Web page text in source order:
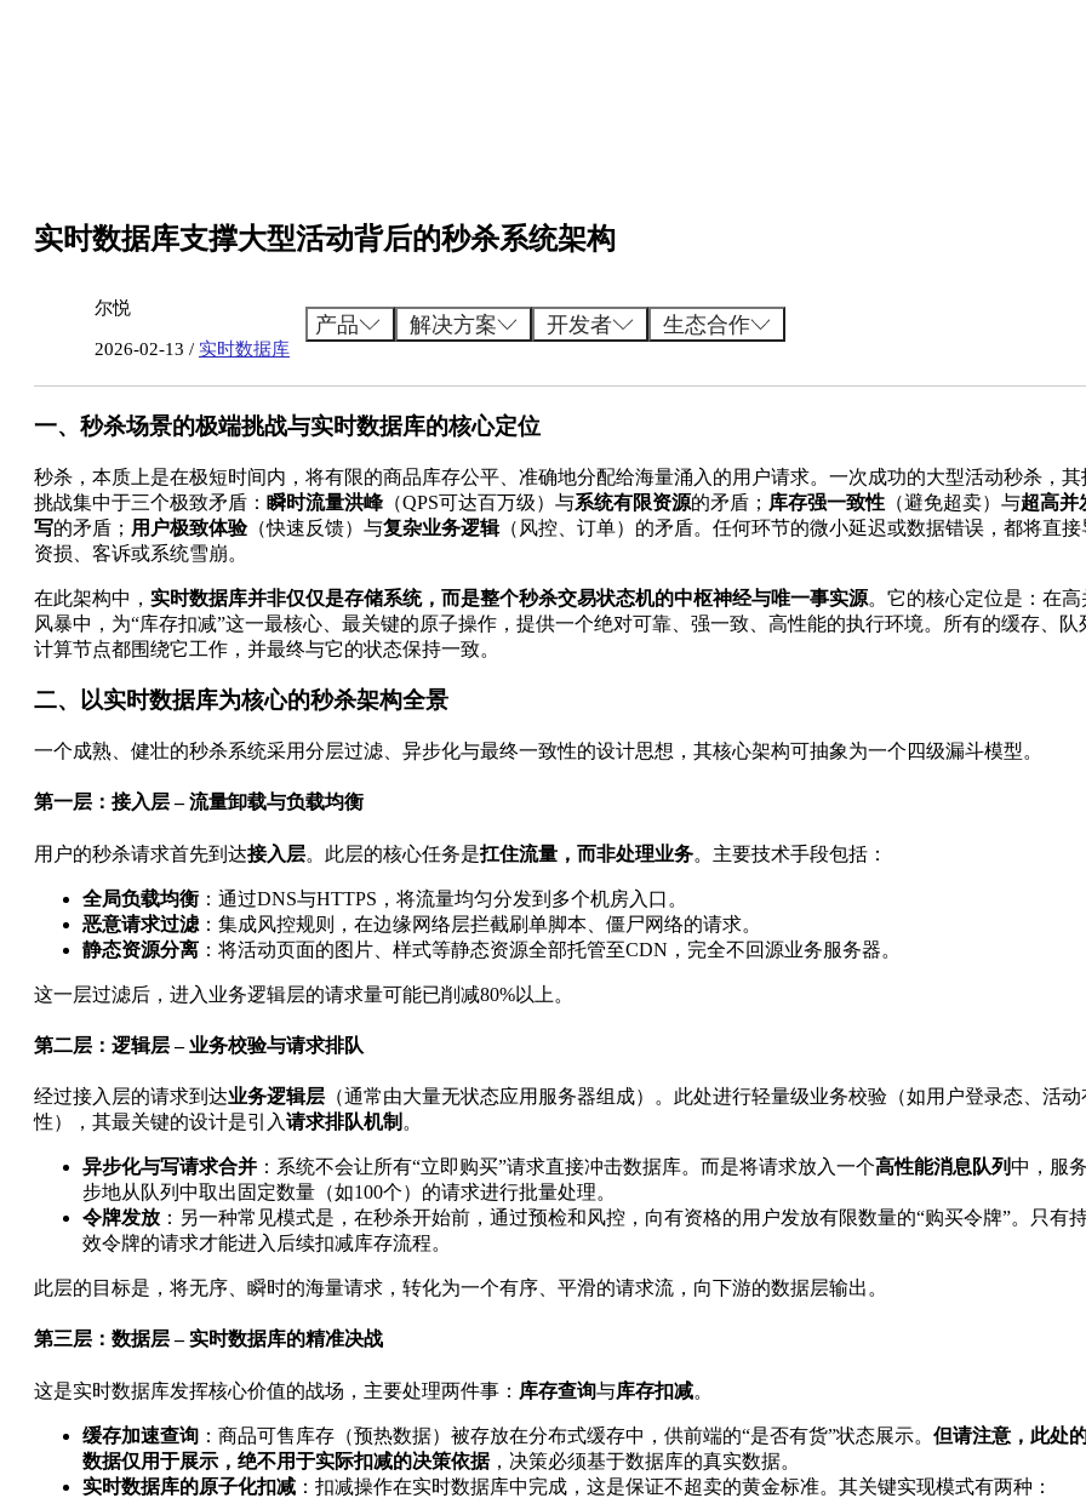
产品 解决方案 开发者 生态合作
实时数据库支撑大型活动背后的秒杀系统架构
尔悦
2026-02-13 / 实时数据库
一、秒杀场景的极端挑战与实时数据库的核心定位
秒杀，本质上是在极短时间内，将有限的商品库存公平、准确地分配给海量涌入的用户请求。一次成功的大型活动秒杀，其
挑战集中于三个极致矛盾： 瞬时流量洪峰（QPS可达百万级）与系统有限资源的矛盾； 库存强一致性 （避免超卖）与超高并
写的矛盾； 用户极致体验（快速反馈）与复杂业务逻辑（风控、订单）的矛盾。任何环节的微小延迟或数据错误，都将直接
资损、客诉或系统雪崩。
在此架构中， 实时数据库并非仅仅是存储系统，而是整个秒杀交易状态机的中枢神经与唯一事实源。它的核心定位是：在高
风暴中，为“库存扣减”这一最核心、最关键的原子操作，提供一个绝对可靠、强一致、高性能的执行环境。所有的缓存、队
计算节点都围绕它工作，并最终与它的状态保持一致。
二、以实时数据库为核心的秒杀架构全景
一个成熟、健壮的秒杀系统采用分层过滤、异步化与最终一致性的设计思想，其核心架构可抽象为一个四级漏斗模型。
第一层：接入层 – 流量卸载与负载均衡
用户的秒杀请求首先到达接入层。此层的核心任务是扛住流量，而非处理业务。主要技术手段包括：
全局负载均衡 ：通过DNS与HTTPS，将流量均匀分发到多个机房入口。
恶意请求过滤 ：集成风控规则，在边缘网络层拦截刷单脚本、僵尸网络的请求。
静态资源分离 ：将活动页面的图片、样式等静态资源全部托管至CDN，完全不回源业务服务器。
这一层过滤后，进入业务逻辑层的请求量可能已削减80%以上。
第二层：逻辑层 – 业务校验与请求排队
经过接入层的请求到达业务逻辑层 （通常由大量无状态应用服务器组成）。此处进行轻量级业务校验（如用户登录态、活动
性），其最关键的设计是引入请求排队机制 。
异步化与写请求合并 ：系统不会让所有“立即购买”请求直接冲击数据库。而是将请求放入一个高性能消息队列中，服
步地从队列中取出固定数量（如100个）的请求进行批量处理。
令牌发放 ：另一种常见模式是，在秒杀开始前，通过预检和风控，向有资格的用户发放有限数量的“购买令牌”。只有
效令牌的请求才能进入后续扣减库存流程。
此层的目标是，将无序、瞬时的海量请求，转化为一个有序、平滑的请求流，向下游的数据层输出。
第三层：数据层 – 实时数据库的精准决战
这是实时数据库发挥核心价值的战场，主要处理两件事： 库存查询与库存扣减。
缓存加速查询 ：商品可售库存（预热数据）被存放在分布式缓存中，供前端的“是否有货”状态展示。 但请注意，此处
数据仅用于展示，绝不用于实际扣减的决策依据，决策必须基于数据库的真实数据。
实时数据库的原子化扣减 ：扣减操作在实时数据库中完成，这是保证不超卖的黄金标准。其关键实现模式有两种：